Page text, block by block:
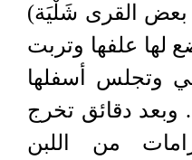
بعض القرى شَلْيَة)
لها علفها وتربت
وتجلس أسفلها
وبعد دقائق تخرج
من اللبن